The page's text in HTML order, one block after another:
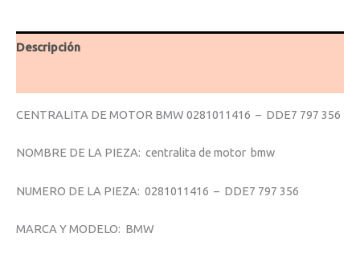
Descripción
CENTRALITA DE MOTOR BMW 0281011416 – DDE7 797 356
NOMBRE DE LA PIEZA: centralita de motor bmw
NUMERO DE LA PIEZA: 0281011416 – DDE7 797 356
MARCA Y MODELO: BMW